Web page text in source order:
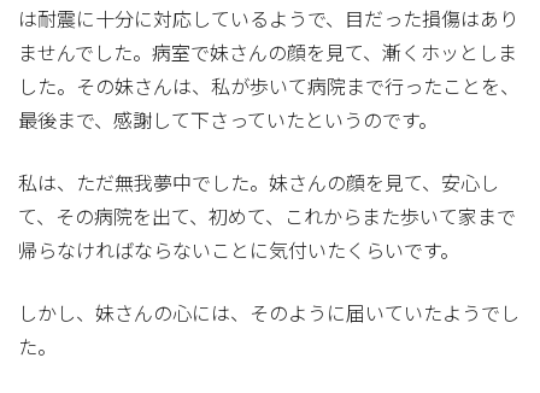
は耐震に十分に対応しているようで、目だった損傷はあり
ませんでした。病室で妹さんの顔を見て、漸くホッとしま
した。その妹さんは、私が歩いて病院まで行ったことを、
最後まで、感謝して下さっていたというのです。
私は、ただ無我夢中でした。妹さんの顔を見て、安心し
て、その病院を出て、初めて、これからまた歩いて家まで
帰らなければならないことに気付いたくらいです。
しかし、妹さんの心には、そのように届いていたようでし
た。